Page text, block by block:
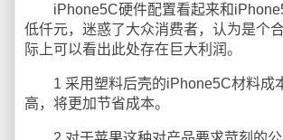
iPhone5C硬件配置看起来和
低仟元，迷惑了大众消费者，认为是个
际上可以看出此处存在巨大利润。
1 采用塑料后壳的iPhone5C材料成
高，将更加节省成本。